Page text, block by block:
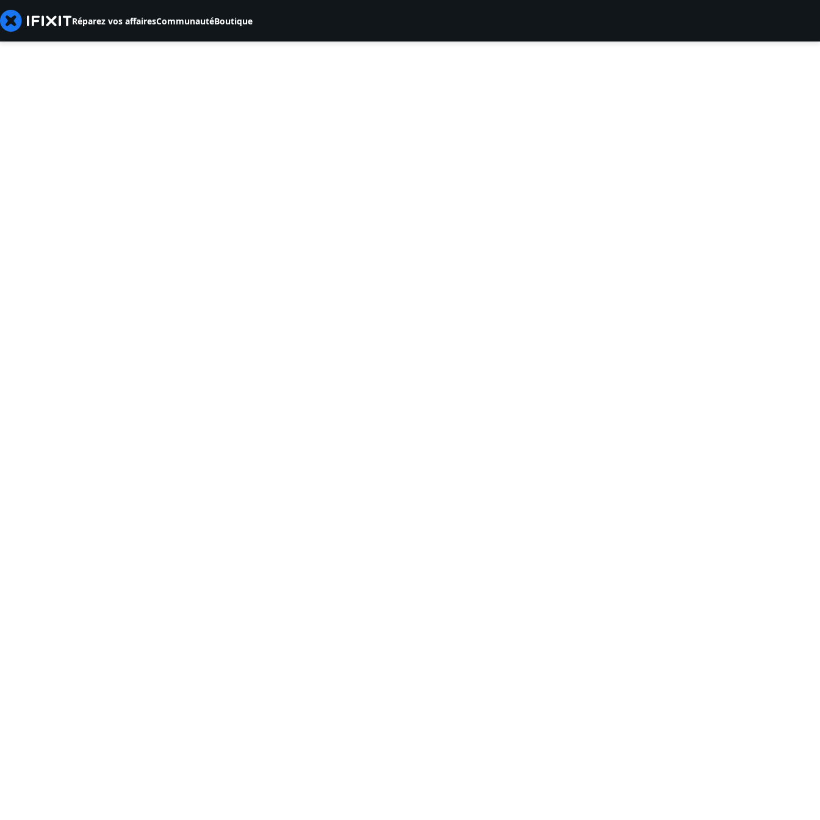
Réparez vos affairesCommunautéBoutique